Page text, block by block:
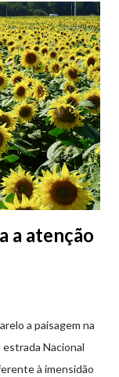
a atenção
a paisagem na
Nacional
à imensidão